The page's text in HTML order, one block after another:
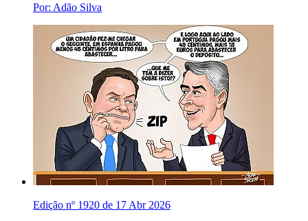
Por: Adão Silva
Edição nº 1920 de 17 Abr 2026